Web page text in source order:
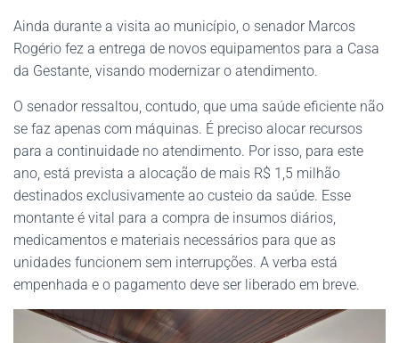
Ainda durante a visita ao município, o senador Marcos
Rogério fez a entrega de novos equipamentos para a Casa
da Gestante, visando modernizar o atendimento.
O senador ressaltou, contudo, que uma saúde eficiente não
se faz apenas com máquinas. É preciso alocar recursos
para a continuidade no atendimento. Por isso, para este
ano, está prevista a alocação de mais R$ 1,5 milhão
destinados exclusivamente ao custeio da saúde. Esse
montante é vital para a compra de insumos diários,
medicamentos e materiais necessários para que as
unidades funcionem sem interrupções. A verba está
empenhada e o pagamento deve ser liberado em breve.